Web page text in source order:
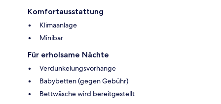
Komfortausstattung
Klimaanlage
Minibar
Für erholsame Nächte
Verdunkelungsvorhänge
Babybetten (gegen Gebühr)
Bettwäsche wird bereitgestellt